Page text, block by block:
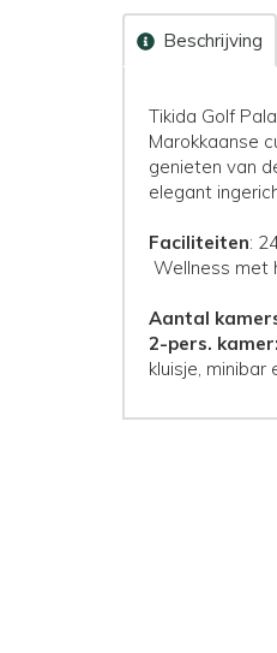
Beschrijving
Tikida Golf
Marokkaanse
genieten van
elegant
Faciliteiten:
Wellness met
Aantal
2-pers. kamer:
kluisje,